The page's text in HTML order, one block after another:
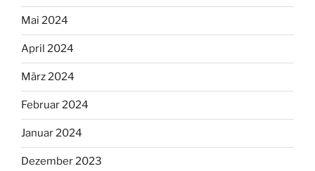
Mai 2024
April 2024
März 2024
Februar 2024
Januar 2024
Dezember 2023